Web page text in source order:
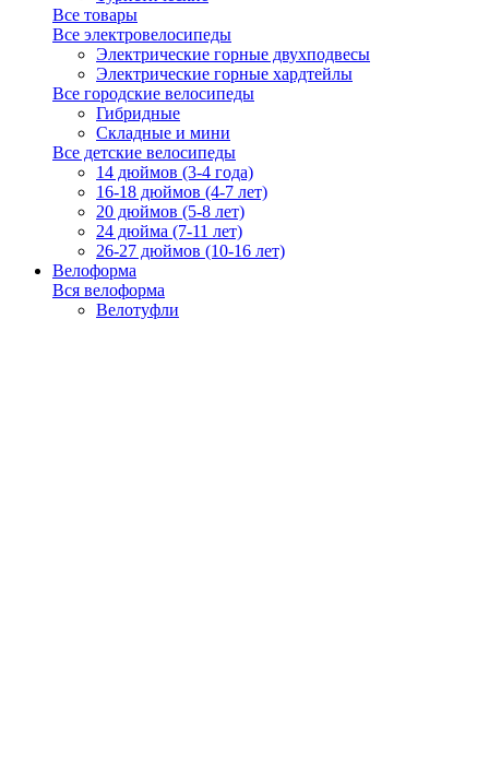
Все товары
Все электровелосипеды
Электрические горные двухподвесы
Электрические горные хардтейлы
Все городские велосипеды
Гибридные
Складные и мини
Все детские велосипеды
14 дюймов (3-4 года)
16-18 дюймов (4-7 лет)
20 дюймов (5-8 лет)
24 дюйма (7-11 лет)
26-27 дюймов (10-16 лет)
Велоформа
Вся велоформа
Велотуфли